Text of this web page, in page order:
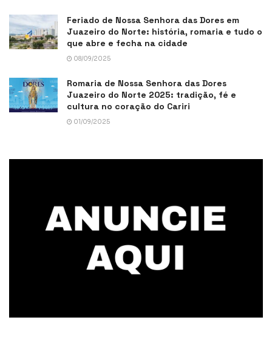
Feriado de Nossa Senhora das Dores em
Juazeiro do Norte: história, romaria e tudo o
que abre e fecha na cidade
08/09/2025
Romaria de Nossa Senhora das Dores
Juazeiro do Norte 2025: tradição, fé e
cultura no coração do Cariri
01/09/2025